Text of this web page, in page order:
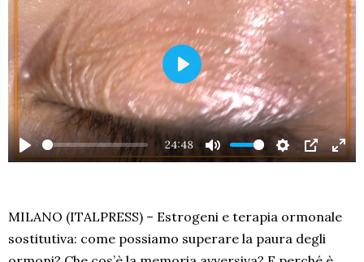
PLAY
24:48
MUTE SETTINGS
PIP
PLAY
MILANO (ITALPRESS) – Estrogeni e terapia ormonale
sostitutiva: come possiamo superare la paura degli